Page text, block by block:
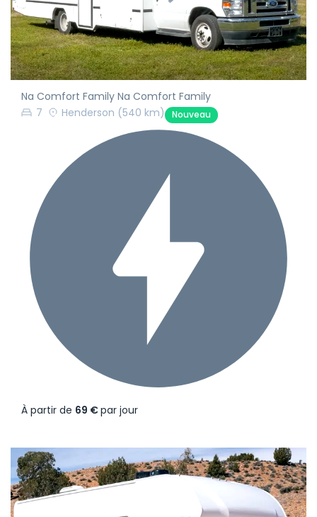
Na Comfort Family Na Comfort Family
7
Henderson (540 km) Nouveau
À partir de 69 €par jour